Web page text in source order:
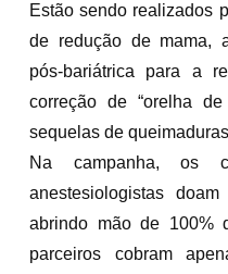
Estão sendo realizados
de redução de mama,
pós-bariátrica para a
correção de “orelha
sequelas de
Na campanha, os
anestesiologistas
abrindo mão de 100%
parceiros cobram